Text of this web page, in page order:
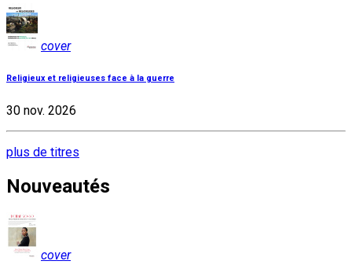
cover
Religieux et religieuses face à la guerre
30 nov. 2026
plus de titres
Nouveautés
cover